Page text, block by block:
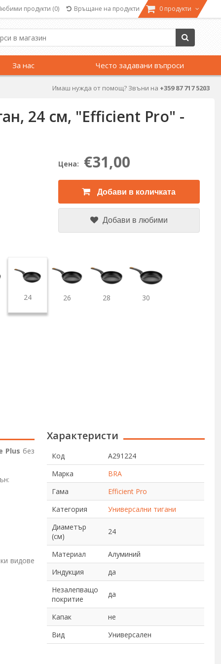
продукти (0) Връщане на продукти 0 продукти
За нас Често задавани въпроси
Имаш нужда от помощ? Звъни на +359 87 717 5203
24 см, "Efficient Pro" -
Цена: €31,00
Добави в количката
Добави в любими
24 26 28 30
Plus без
видове
Характеристи
Код
A291224
Марка
BRA
Гама
Efficient Pro
Категория
Универсални тигани
Диаметър
(см)
24
Материал
Алуминий
Индукция
да
Незалепващо
покритие
да
Капак
не
Вид
Универсален